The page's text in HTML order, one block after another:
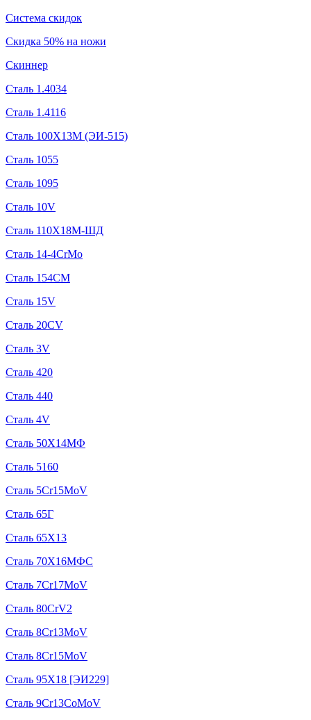
Система скидок
Скидка 50% на ножи
Скиннер
Сталь 1.4034
Сталь 1.4116
Сталь 100Х13М (ЭИ-515)
Сталь 1055
Сталь 1095
Сталь 10V
Сталь 110Х18М-ШД
Сталь 14-4CrMo
Сталь 154CM
Сталь 15V
Сталь 20CV
Сталь 3V
Сталь 420
Сталь 440
Сталь 4V
Сталь 50Х14МФ
Сталь 5160
Сталь 5Cr15MoV
Сталь 65Г
Сталь 65Х13
Сталь 70Х16МФС
Сталь 7Cr17MoV
Сталь 80CrV2
Сталь 8Cr13MoV
Сталь 8Cr15MoV
Сталь 95Х18 [ЭИ229]
Сталь 9Cr13CoMoV